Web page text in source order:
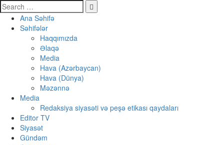
Ana Səhifə
Səhifələr
Haqqımızda
Əlaqə
Media
Hava (Azərbaycan)
Hava (Dünya)
Məzənnə
Media
Redaksiya siyasəti və peşə etikası qaydaları
Editor TV
Siyasət
Gündəm